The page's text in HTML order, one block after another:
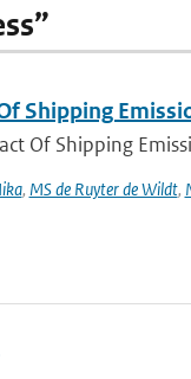
Shipping
Of Shipping
, MS de Ruyter de Wildt,